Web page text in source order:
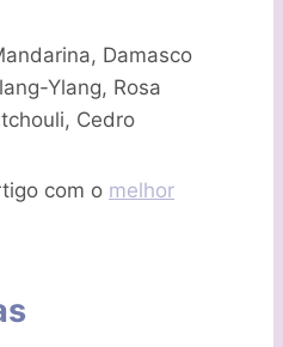
Damasco
Ylang, Rosa
Cedro
com o melhor